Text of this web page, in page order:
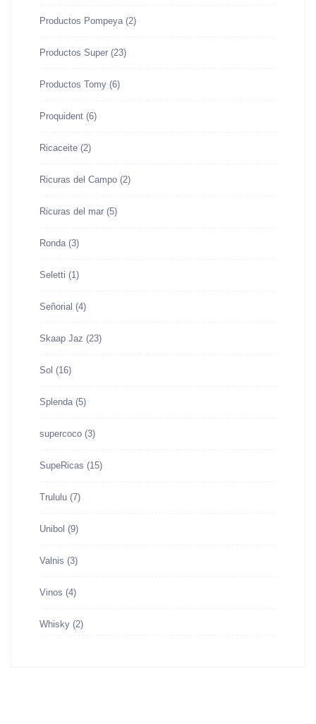
Productos Pompeya (2)
Productos Super (23)
Productos Tomy (6)
Proquident (6)
Ricaceite (2)
Ricuras del Campo (2)
Ricuras del mar (5)
Ronda (3)
Seletti (1)
Señorial (4)
Skaap Jaz (23)
Sol (16)
Splenda (5)
supercoco (3)
SupeRicas (15)
Trululu (7)
Unibol (9)
Valnis (3)
Vinos (4)
Whisky (2)